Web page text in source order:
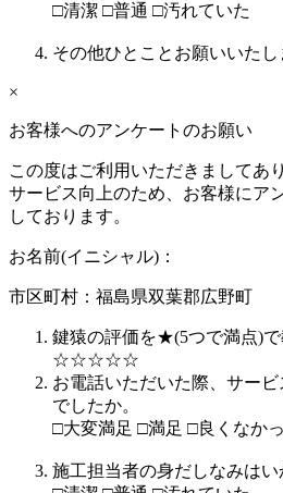
□清潔 □普通 □汚れていた
その他ひとことお願いいたし
×
お客様へのアンケートのお願い
この度はご利用いただきましてあ
サービス向上のため、お客様にア
しております。
お名前(イニシャル)：
市区町村： 福島県双葉郡広野町
鍵猿の評価を★(5つで満点)
☆☆☆☆☆
お電話いただいた際、サー
でしたか。
□大変満足 □満足 □良くなか
施工担当者の身だしなみはい